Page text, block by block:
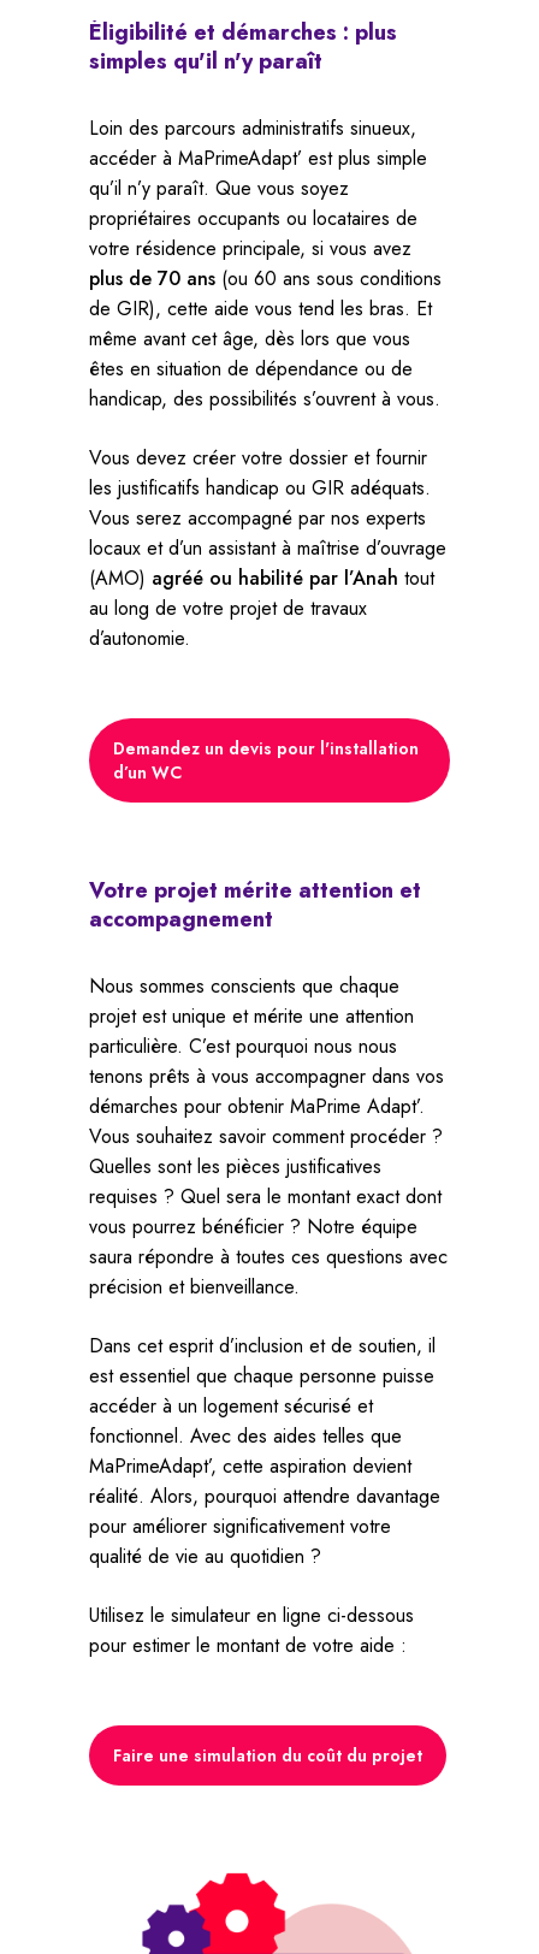
Éligibilité et démarches : plus
simples qu'il n'y paraît
Loin des parcours administratifs sinueux,
accéder à MaPrimeAdapt’ est plus simple
qu’il n’y paraît. Que vous soyez
propriétaires occupants ou locataires de
votre résidence principale, si vous avez
plus de 70 ans (ou 60 ans sous conditions
de GIR), cette aide vous tend les bras. Et
même avant cet âge, dès lors que vous
êtes en situation de dépendance ou de
handicap, des possibilités s’ouvrent à vous.
Vous devez créer votre dossier et fournir
les justificatifs handicap ou GIR adéquats.
Vous serez accompagné par nos experts
locaux et d’un assistant à maîtrise d’ouvrage
(AMO) agréé ou habilité par l’Anah tout
au long de votre projet de travaux
d’autonomie.
Demandez un devis pour l'installation
d’un WC
Votre projet mérite attention et
accompagnement
Nous sommes conscients que chaque
projet est unique et mérite une attention
particulière. C’est pourquoi nous nous
tenons prêts à vous accompagner dans vos
démarches pour obtenir MaPrime Adapt’.
Vous souhaitez savoir comment procéder ?
Quelles sont les pièces justificatives
requises ? Quel sera le montant exact dont
vous pourrez bénéficier ? Notre équipe
saura répondre à toutes ces questions avec
précision et bienveillance.
Dans cet esprit d’inclusion et de soutien, il
est essentiel que chaque personne puisse
accéder à un logement sécurisé et
fonctionnel. Avec des aides telles que
MaPrimeAdapt’, cette aspiration devient
réalité. Alors, pourquoi attendre davantage
pour améliorer significativement votre
qualité de vie au quotidien ?
Utilisez le simulateur en ligne ci-dessous
pour estimer le montant de votre aide :
Faire une simulation du coût du projet